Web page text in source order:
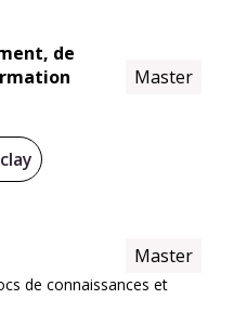
de
Master
Master
de connaissances et